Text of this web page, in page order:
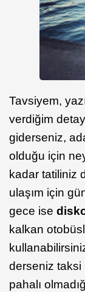
Tavsiyem,
verdiğim
giderseniz,
olduğu için
kadar tatiliniz
ulaşım için
gece ise
kalkan
derseniz taksi
pahalı